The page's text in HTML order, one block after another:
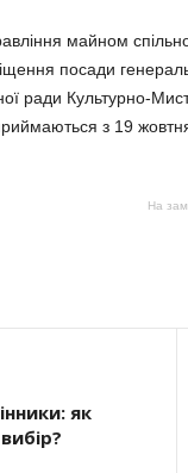
майном
посади
ради Культурно-
з 19
На
як